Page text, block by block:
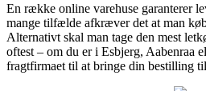
En række online varehuse garanterer
mange tilfælde afkræver det at man
Alternativt skal man tage den mest
oftest – om du er i Esbjerg, Aabenraa
fragtfirmaet til at bringe din bestilling